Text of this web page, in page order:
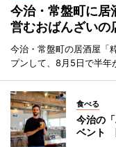
今治・常盤町に
営むおばんざいの
今治・常盤町の居酒屋「
プンして、8月5日で半年
食べる
今治の
ベント